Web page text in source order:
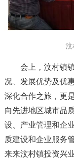
汶
会 上，汶村镇
况、发展优势及优
深化合作之旅，更
向先进地区城市品
设、产业管理和企
质建设和企业服务
来来汶村镇投资兴